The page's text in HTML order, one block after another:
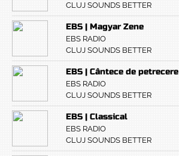
CLUJ SOUNDS BETTER
EBS | Magyar Zene
EBS RADIO
CLUJ SOUNDS BETTER
EBS | Cântece de petrecere
EBS RADIO
CLUJ SOUNDS BETTER
EBS | Classical
EBS RADIO
CLUJ SOUNDS BETTER